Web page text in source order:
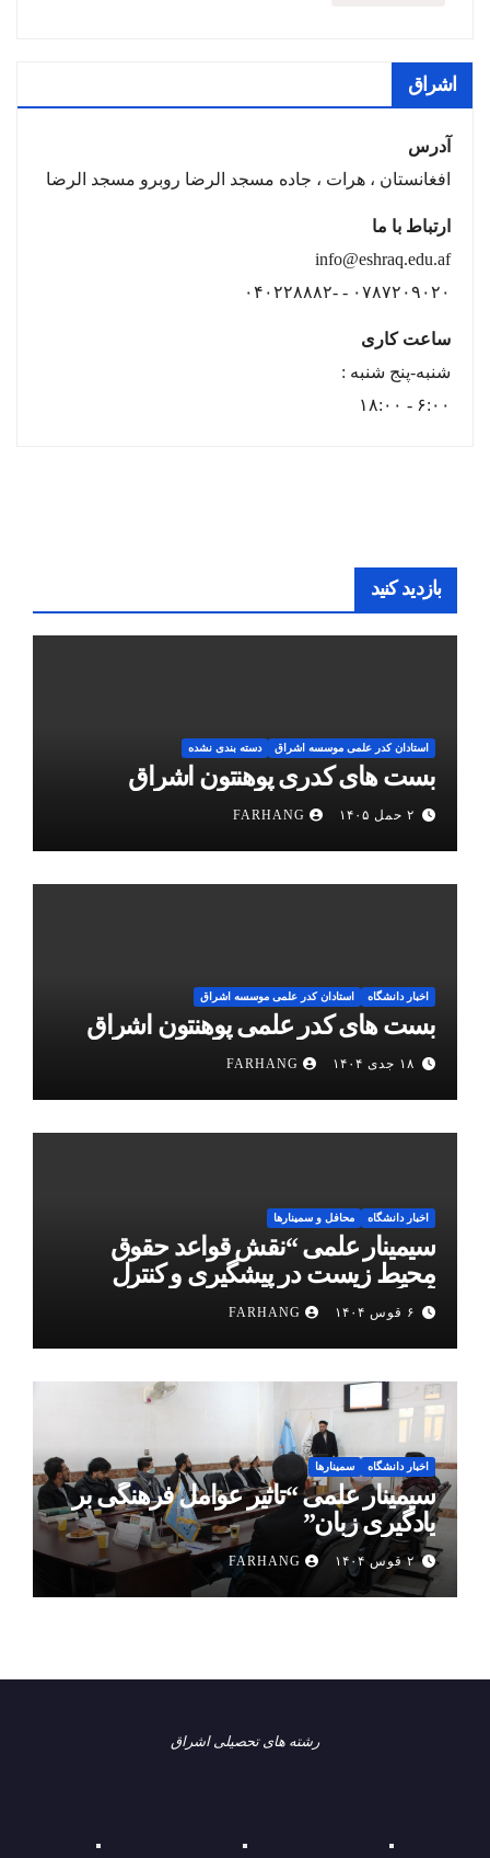
اشراق
آدرس
افغانستان ، هرات ، جاده مسجد الرضا روبرو مسجد الرضا
ارتباط با ما
info@eshraq.edu.af
۰۷۸۷۲۰۹۰۲۰ - -۰۴۰۲۲۸۸۸۲
ساعت کاری
شنبه-پنج شنبه :
۶:۰۰ - ۱۸:۰۰
بازدید کنید
استادان کدر علمی موسسه اشراق دسته بندی نشده
بست های کدری پوهنتون اشراق
۲ حمل ۱۴۰۵ FARHANG
اخبار دانشگاه استادان کدر علمی موسسه اشراق
بست های کدر علمی پوهنتون اشراق
۱۸ جدی ۱۴۰۴ FARHANG
اخبار دانشگاه محافل و سمینارها
سیمینار علمی “نقش قواعد حقوق
محیط زیست در پیشگیری و کنترل
آلودگی هوا”
۶ قوس ۱۴۰۴ FARHANG
اخبار دانشگاه سمینارها
سیمینار علمی “تأثیر عوامل فرهنگی بر
یادگیری زبان”
۲ قوس ۱۴۰۴ FARHANG
رشته های تحصیلی اشراق